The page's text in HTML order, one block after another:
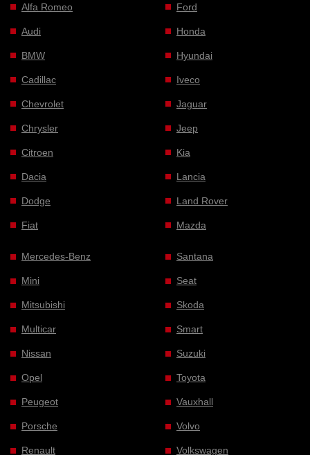
Alfa Romeo
Audi
BMW
Cadillac
Chevrolet
Chrysler
Citroen
Dacia
Dodge
Fiat
Ford
Honda
Hyundai
Iveco
Jaguar
Jeep
Kia
Lancia
Land Rover
Mazda
Mercedes-Benz
Mini
Mitsubishi
Multicar
Nissan
Opel
Peugeot
Porsche
Renault
Santana
Seat
Skoda
Smart
Suzuki
Toyota
Vauxhall
Volvo
Volkswagen